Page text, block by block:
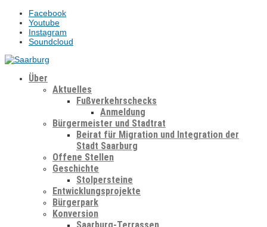
Facebook
Youtube
Instagram
Soundcloud
Über
Aktuelles
Fußverkehrschecks
Anmeldung
Bürgermeister und Stadtrat
Beirat für Migration und Integration der
Stadt Saarburg
Offene Stellen
Geschichte
Stolpersteine
Entwicklungsprojekte
Bürgerpark
Konversion